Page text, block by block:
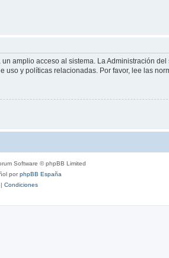
amplio acceso al sistema. La Administración
y políticas relacionadas. Por favor, lee las
Software © phpBB Limited
porphpBB España
| Condiciones